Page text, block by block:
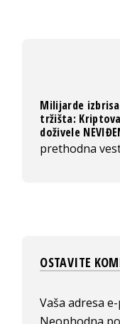
Milijarde
tržišta:
doživele
prethodna
OSTAVITE
Vaša adresa